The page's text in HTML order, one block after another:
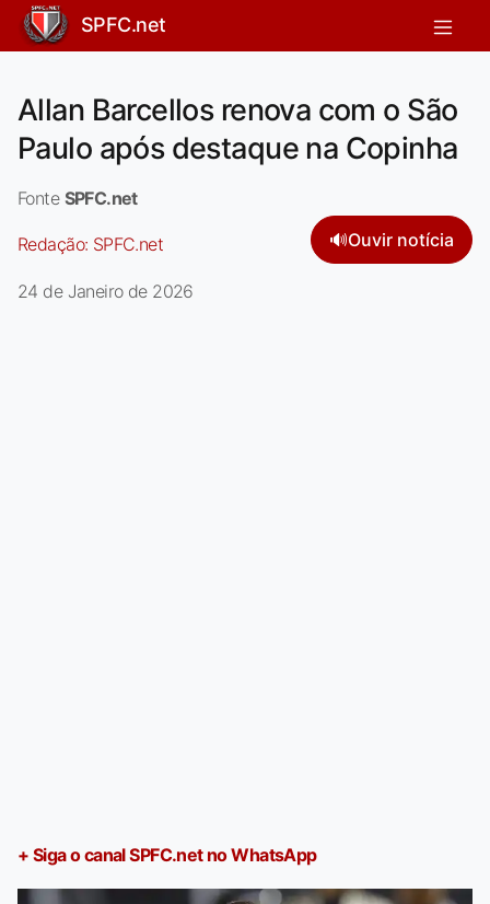
SPFC.net
Allan Barcellos renova com o São
Paulo após destaque na Copinha
Fonte SPFC.net
Redação: SPFC.net 🔊Ouvir notícia
24 de Janeiro de 2026
+ Siga o canal SPFC.net no WhatsApp